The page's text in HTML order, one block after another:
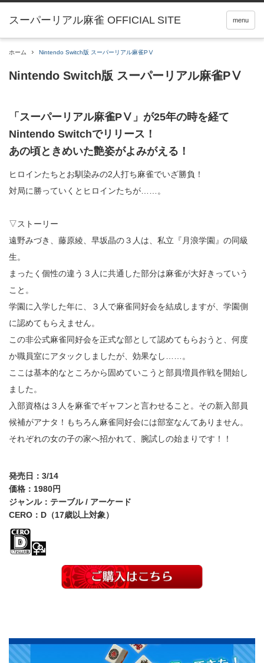
menu
ホーム Nintendo Switch版 スーパーリアル麻雀PⅤ
Nintendo Switch版 スーパーリアル麻雀PⅤ
「スーパーリアル麻雀PⅤ」が25年の時を経て
Nintendo Switchでリリース！
あの頃ときめいた艶姿がよみがえる！
ヒロインたちとお馴染みの2人打ち麻雀でいざ勝負！
対局に勝っていくとヒロインたちが……。
▽ストーリー
遠野みづき、藤原綾、早坂晶の３人は、私立『月浪学園』の同級
生。
まったく個性の違う３人に共通した部分は麻雀が大好きっていう
こと。
学園に入学した年に、３人で麻雀同好会を結成しますが、学園側
に認めてもらえません。
この非公式麻雀同好会を正式な部として認めてもらおうと、何度
か職員室にアタックしましたが、効果なし……。
ここは基本的なところから固めていこうと部員増員作戦を開始し
ました。
入部資格は３人を麻雀でギャフンと言わせること。その新入部員
候補がアナタ！もちろん麻雀同好会には部室なんてありません。
それぞれの女の子の家へ招かれて、腕試しの始まりです！！
発売日：3/14
価格：1980円
ジャンル：テーブル / アーケード
CERO：D（17歳以上対象）